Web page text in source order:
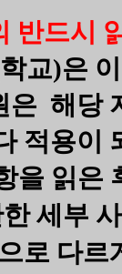
반드시
교)은
은 해당
적용이
을 읽은
세부
로 다르